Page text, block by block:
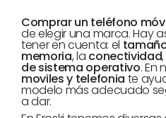
Comprar un teléfono
de elegir una marca. Hay
tener en cuenta: el
memoria, la conectividad
de sistema operativo. En
moviles y telefonia te
modelo más adecuado
a dar.